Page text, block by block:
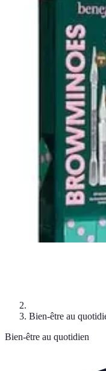
Astuces du Quotidien
Économie domestique
Organisation
Astuces du
Bien-être au
Bien-être au quotidien